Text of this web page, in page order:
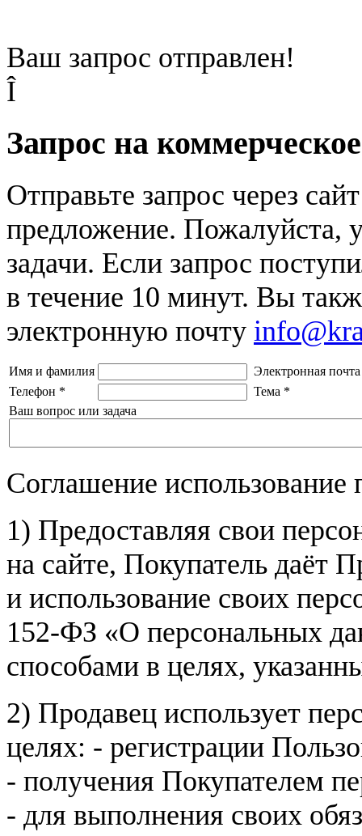
Ваш запрос отправлен!
Î
Запрос на
Отправьте запрос через
предложение. Пожалуйста,
задачи. Если запрос
в течение 10 минут. Вы
электронную почту
Имя и фамилия
Электронная почта
Телефон * Тема *
Ваш вопрос или задача
Соглашение
1) Предоставляя свои
на сайте, Покупатель даёт
и использование своих
152-ФЗ «О персональных
способами в целях,
2) Продавец использует
целях: - регистрации
- получения Покупателем
- для выполнения своих